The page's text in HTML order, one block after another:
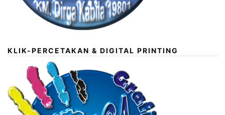
KLIK-PERCETAKAN & DIGITAL PRINTING